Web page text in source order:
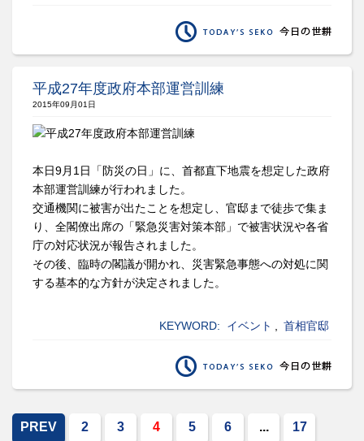
平成27年度政府本部運営訓練
2015年09月01日
本日9月1日「防災の日」に、首都直下地震を想定した政府
本部運営訓練が行われました。
交通機関に被害が出たことを想定し、官邸まで徒歩で集ま
り、全閣僚出席の「緊急災害対策本部」で被害状況や各省
庁の対応状況が報告されました。
その後、臨時の閣議が開かれ、災害緊急事態への対処に関
する基本的な方針が決定されました。
KEYWORD: イベント 首相官邸
PREV 2 3 4 5 6 ... 17